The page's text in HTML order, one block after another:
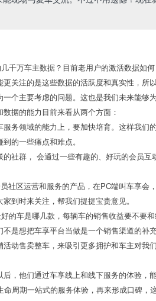
千万车主数据？目前老用户的激活数据如何
关注的是这些数据的活跃度和真实性，所
个主要考虑的问题。这也是我们未来能够
据的能力目前来看从两个方面：
务领域的能力上，要加快培育。这样我们
的一些痛点和难点。
社群， 会通过一些有趣的、好玩的会员
社区运营和服务的产品，在PC端叫车享会
到时来关注，帮我们提提宝贵意见。
的车是哪几款，每辆车的销售收益要不要
是想把车享平台当做是一个销售渠道的补
动售卖整车，来吸引更多拥护和车主对我
，他们通过车享线上和线下服务的体验，
周期一站式的服务体验，再来形成口碑，